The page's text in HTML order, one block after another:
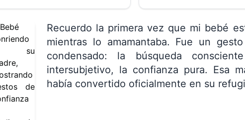
Recuerdo la primera vez que mi bebé
mientras lo amamantaba. Fue un
condensado: la búsqueda
intersubjetivo, la confianza pura. Esa
había convertido oficialmente en su